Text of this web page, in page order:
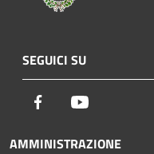
SEGUICI SU
Facebook
AMMINISTRAZIONE